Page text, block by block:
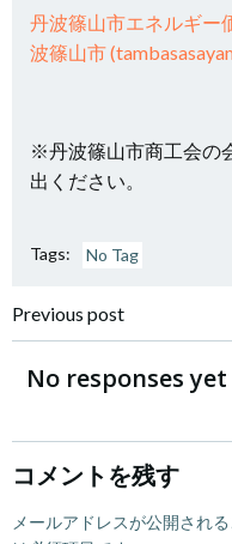
丹波篠山市エネルギー
波篠山市
※丹波篠山市商工会の
出ください。
Tags: No Tag
投
稿
ナ
ビ
Previous post
No responses yet
コメントを残す
メールアドレスが公開される